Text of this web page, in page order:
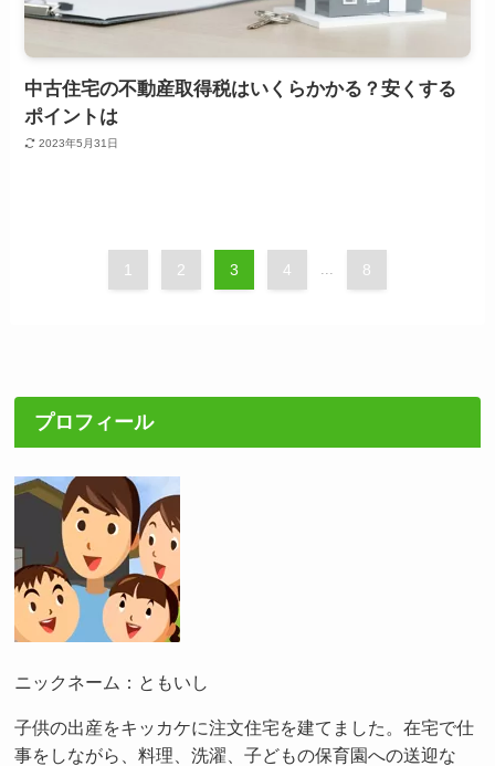
中古住宅の不動産取得税はいくらかかる？安くする
ポイントは
2023年5月31日
1 2 3 4 8
プロフィール
ニックネーム：ともいし
子供の出産をキッカケに注文住宅を建てました。在宅で仕
事をしながら、料理、洗濯、子どもの保育園への送迎な